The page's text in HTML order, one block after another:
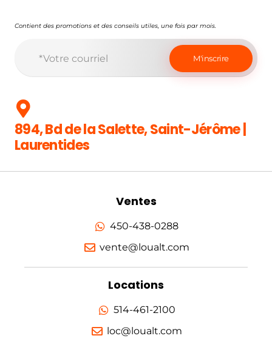
Contient des promotions et des conseils utiles, une fois par mois.
894, Bd de la Salette, Saint-Jérôme |
Laurentides
Ventes
450-438-0288
vente@loualt.com
Locations
514-461-2100
loc@loualt.com